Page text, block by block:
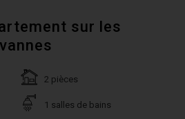
sur les
2 pièces
1 salles de bains